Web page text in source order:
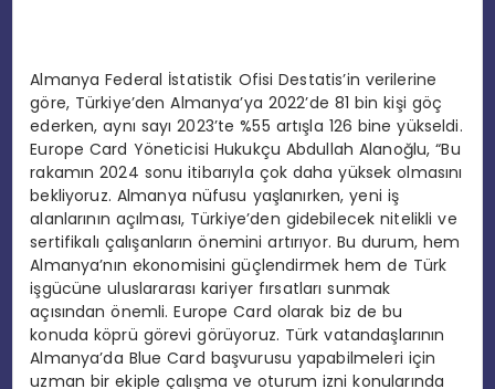
Almanya Federal İstatistik Ofisi Destatis’in verilerine
göre, Türkiye’den Almanya’ya 2022’de 81 bin kişi göç
ederken, aynı sayı 2023’te %55 artışla 126 bine yükseldi.
Europe Card Yöneticisi Hukukçu Abdullah Alanoğlu, “Bu
rakamın 2024 sonu itibarıyla çok daha yüksek olmasını
bekliyoruz. Almanya nüfusu yaşlanırken, yeni iş
alanlarının açılması, Türkiye’den gidebilecek nitelikli ve
sertifikalı çalışanların önemini artırıyor. Bu durum, hem
Almanya’nın ekonomisini güçlendirmek hem de Türk
işgücüne uluslararası kariyer fırsatları sunmak
açısından önemli. Europe Card olarak biz de bu
konuda köprü görevi görüyoruz. Türk vatandaşlarının
Almanya’da Blue Card başvurusu yapabilmeleri için
uzman bir ekiple çalışma ve oturum izni konularında